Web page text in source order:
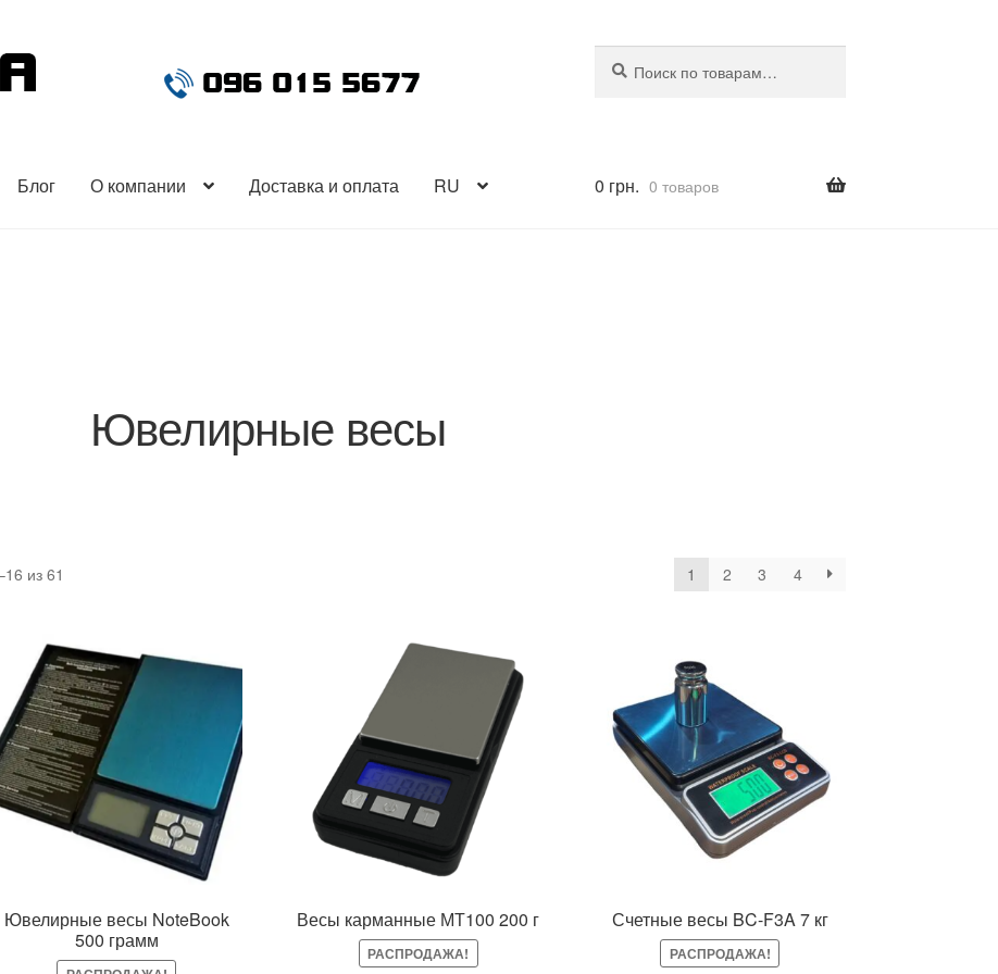
Блог О компании Доставка и оплата RU 0 грн. 0 товаров
Ювелирные весы
из 61 1 2 3 4
Ювелирные весы NoteBook
500 грамм
Весы карманные МТ100 200 г
РАСПРОДАЖА!
Счетные весы BC-F3A 7 кг
РАСПРОДАЖА!